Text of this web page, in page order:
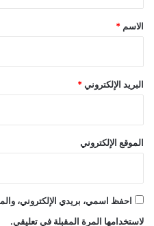
*
الاسم *
البريد الإلكتروني *
الموقع الإلكتروني
احفظ اسمي، بريدي الإلكتروني،
لاستخدامها المرة المقبلة في تعليقي.